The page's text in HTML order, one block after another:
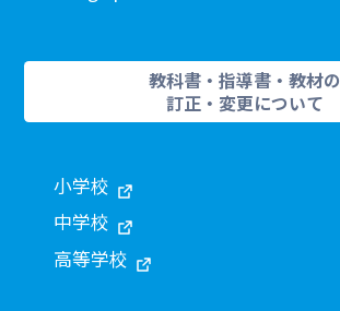
教科書・指導書・教材の
訂正・変更について
小学校
中学校
高等学校